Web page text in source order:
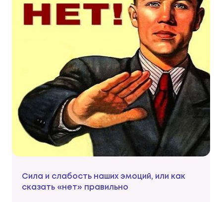
Сила и слабость наших эмоций, или как
сказать «нет» правильно